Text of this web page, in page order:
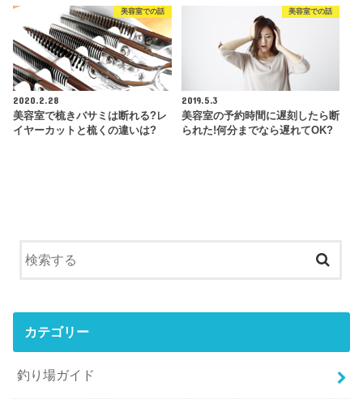
美容室での話
2020.2.28
美容室で梳きバサミは断れる?レ
イヤーカットと梳くの違いは?
美容室での話
2019.5.3
美容室の予約時間に遅刻したら断
られた!何分までなら遅れてOK?
カテゴリー
釣り場ガイド